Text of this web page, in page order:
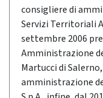
consigliere di
Servizi Territoriali
settembre 2006
Amministrazione
Martucci di
amministrazione